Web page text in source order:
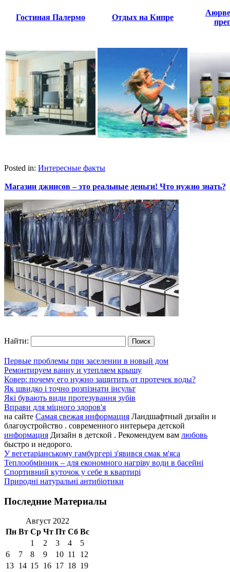
Гостиная Палермо Отдых на Кипре
Posted in: Интересные факты
Магазин джинсов – это реальные деньги! Что нужно знать?
Найти:
Первые проблемы при заселении в новый дом
Ремонтируем ванну и утепляем крышу
Ковер: почему его нужно защитить от протечек воды?
Як швидко і точно розпізнати інсульт
Які бувають види протезування зубів
Вправи для міцного здоров'я
на сайте Самая свежая информация Ландшафтный дизайн и
благоустройство . современного интерьера детской
информация Дизайн в детской . Рекомендуем вам любовь
быстро и недорого.
У вегетаріанському гамбургері з'явився смак м'яса
Теплообмінник – для економного нагріву води в басейні
Спортивний куточок у себе в квартирі
Природні натуральні антибіотики
Последние Материалы
Август 2022
Пн Вт Ср Чт Пт Сб Вс
1
2 3 4
5
6
7 8 9 10 11
12
13 14 15 16 17 18 19